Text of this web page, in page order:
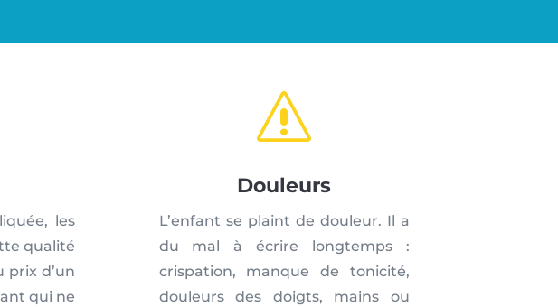
les
qualité
prix d’un
qui ne
s
Douleurs
L’enfant se plaint de douleur. Il a
du mal à écrire longtemps :
crispation, manque de tonicité,
douleurs des doigts, mains ou